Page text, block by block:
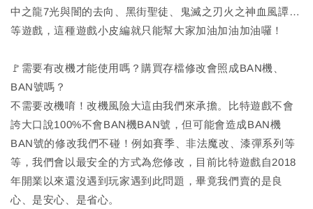
中之龍7光與闇的去向、黑街聖徒、鬼滅之刃火之神血風譚…
等遊戲，這種遊戲小皮編就只能幫大家加油加油加油囉！
🚩需要有改機才能使用嗎？購買存檔修改會照成BAN機、
BAN號嗎？
不需要改機唷！改機風險大這由我們來承擔。比特遊戲不會
誇大口說100%不會BAN機BAN號，但可能會造成BAN機
BAN號的修改我們不碰！例如賽季、非法魔改、漆彈系列等
等，我們會以最安全的方式為您修改，目前比特遊戲自2018
年開業以來還沒遇到玩家遇到此問題，畢竟我們賣的是良
心、是安心、是省心。